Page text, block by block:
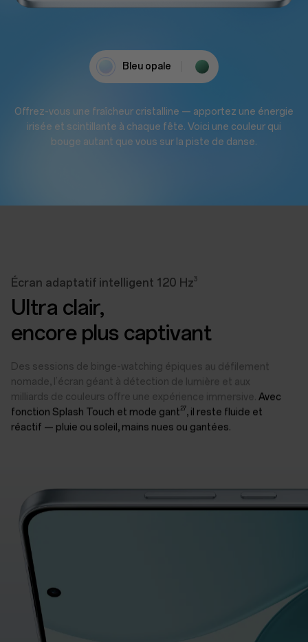
Bleu opale
Offrez-vous une fraîcheur cristalline — apportez une énergie
irisée et scintillante à chaque fête. Voici une couleur qui
bouge autant que vous sur la piste de danse.
Écran adaptatif intelligent 120 Hz3
Ultra clair,
encore plus captivant
Des sessions de binge-watching épiques au défilement
nomade, l’écran géant à détection de lumière et aux
milliards de couleurs offre une expérience immersive. Avec
fonction Splash Touch et mode gant 27, il reste fluide et
réactif — pluie ou soleil, mains nues ou gantées.